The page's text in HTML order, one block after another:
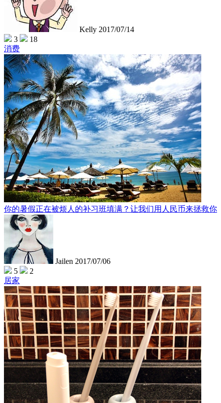
Kelly 2017/07/14
3
18
消费
你的暑假正在被烦人的补习班填满？让我们用人民币来拯救你
Jailen 2017/07/06
5
2
居家